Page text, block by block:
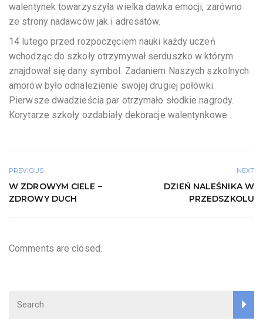
walentynek towarzyszyła wielka dawka emocji, zarówno
ze strony nadawców jak i adresatów.
14 lutego przed rozpoczęciem nauki każdy uczeń
wchodząc do szkoły otrzymywał serduszko w którym
znajdował się dany symbol. Zadaniem Naszych szkolnych
amorów było odnalezienie swojej drugiej połówki.
Pierwsze dwadzieścia par otrzymało słodkie nagrody.
Korytarze szkoły ozdabiały dekoracje walentynkowe .
PREVIOUS
W ZDROWYM CIELE –
ZDROWY DUCH
NEXT
DZIEŃ NALEŚNIKA W
PRZEDSZKOLU
Comments are closed.